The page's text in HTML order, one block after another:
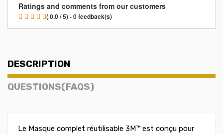
Ratings and comments from our customers
( 0.0 / 5) - 0 feedback(s)
DESCRIPTION
QUESTIONS(FAQS)
Le Masque complet réutilisable 3M™ est conçu pour